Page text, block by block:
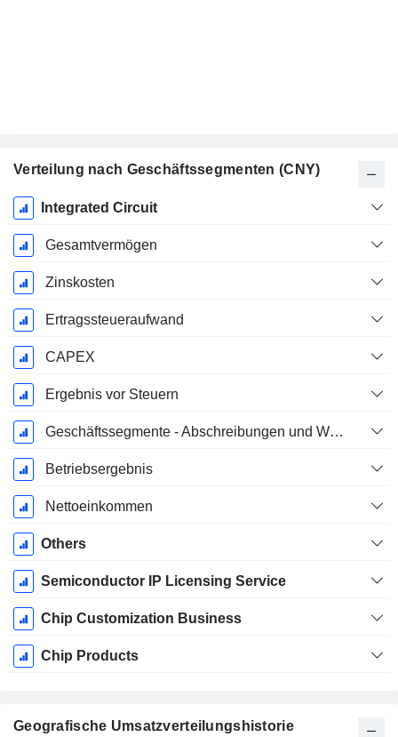
Verteilung nach Geschäftssegmenten (CNY)
Ende d.
Geschäftsjahres:
Dezember
Integrated Circuit
Gesamtvermögen
Zinskosten
Ertragssteueraufwand
CAPEX
Ergebnis vor Steuern
Geschäftssegmente - Abschreibungen und Wertminderungen
Betriebsergebnis
Nettoeinkommen
Others
Semiconductor IP Licensing Service
Chip Customization Business
Chip Products
Geografische Umsatzverteilungshistorie